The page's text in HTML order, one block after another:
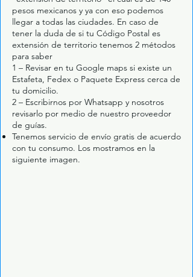
pesos mexicanos y ya con eso podemos
llegar a todas las ciudades. En caso de
tener la duda de si tu Código Postal es
extensión de territorio tenemos 2 métodos
para saber
1 – Revisar en tu Google maps si existe un
Estafeta, Fedex o Paquete Express cerca de
tu domicilio.
2 – Escribirnos por Whatsapp y nosotros
revisarlo por medio de nuestro proveedor
de guías.
Tenemos servicio de envío gratis de acuerdo
con tu consumo. Los mostramos en la
siguiente imagen.